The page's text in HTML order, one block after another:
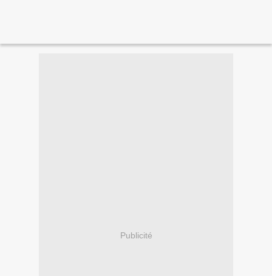
Publicité